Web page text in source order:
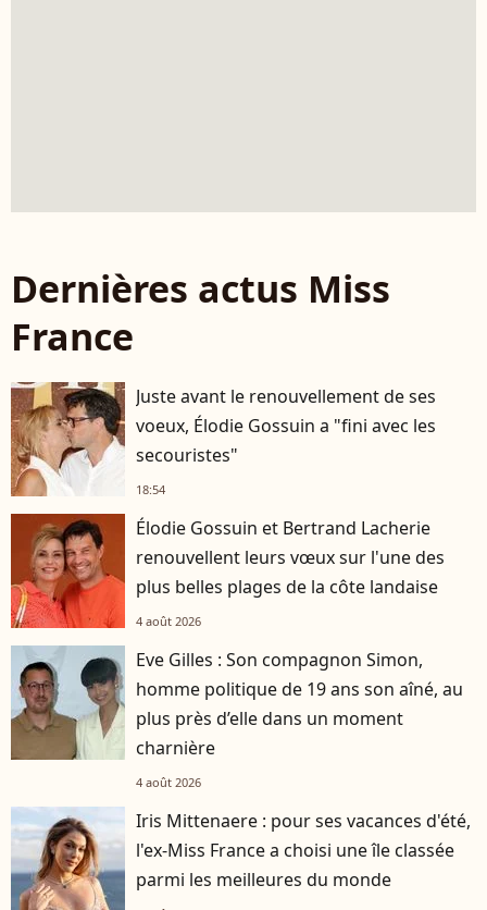
Dernières actus Miss
France
Juste avant le renouvellement de ses
voeux, Élodie Gossuin a "fini avec les
secouristes"
18:54
Élodie Gossuin et Bertrand Lacherie
renouvellent leurs vœux sur l'une des
plus belles plages de la côte landaise
4 août 2026
Eve Gilles : Son compagnon Simon,
homme politique de 19 ans son aîné, au
plus près d’elle dans un moment
charnière
4 août 2026
Iris Mittenaere : pour ses vacances d'été,
l'ex-Miss France a choisi une île classée
parmi les meilleures du monde